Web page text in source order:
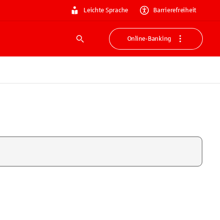
Leichte Sprache Barrierefreiheit
Suche
Online-Banking